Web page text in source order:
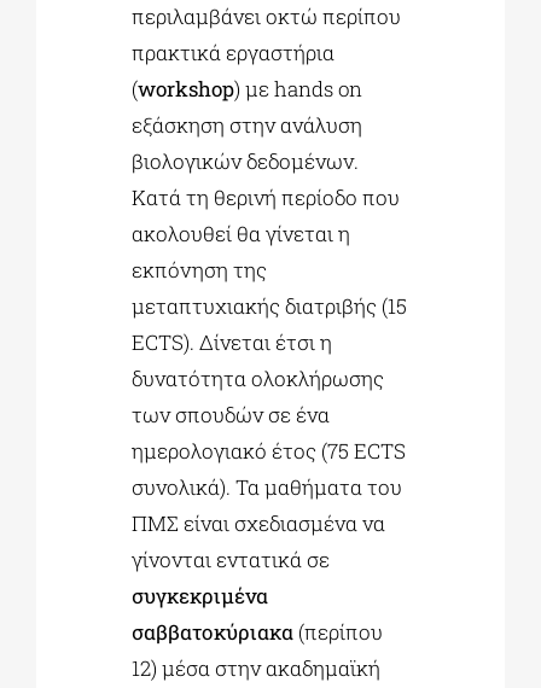
περιλαμβάνει οκτώ περίπου
πρακτικά εργαστήρια
(workshop) με hands on
εξάσκηση στην ανάλυση
βιολογικών δεδομένων.
Κατά τη θερινή περίοδο που
ακολουθεί θα γίνεται η
εκπόνηση της
μεταπτυχιακής διατριβής (15
ECTS). Δίνεται έτσι η
δυνατότητα ολοκλήρωσης
των σπουδών σε ένα
ημερολογιακό έτος (75 ECTS
συνολικά). Τα μαθήματα του
ΠΜΣ είναι σχεδιασμένα να
γίνονται εντατικά σε
συγκεκριμένα
σαββατοκύριακα (περίπου
12) μέσα στην ακαδημαϊκή